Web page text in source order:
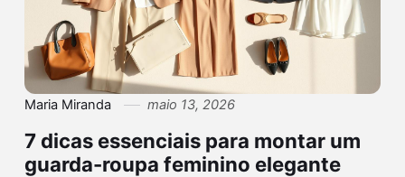
Maria Miranda maio 13, 2026
7 dicas essenciais para montar um
guarda-roupa feminino elegante